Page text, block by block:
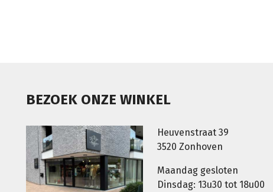
BEZOEK ONZE WINKEL
Heuvenstraat 39
3520 Zonhoven
Maandag gesloten
Dinsdag: 13u30 tot 18u00